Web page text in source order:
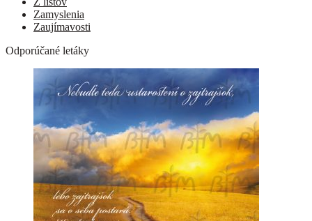
Zamyslenia
Zaujímavosti
Odporúčané letáky